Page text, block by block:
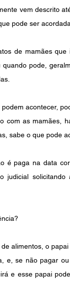
vem descrito
pode ser
de mamães
pode,
acontecer,
com as mamães,
sabe o que pode
é paga na data
judicial
alimentos, o
e, se não pagar
e esse papai